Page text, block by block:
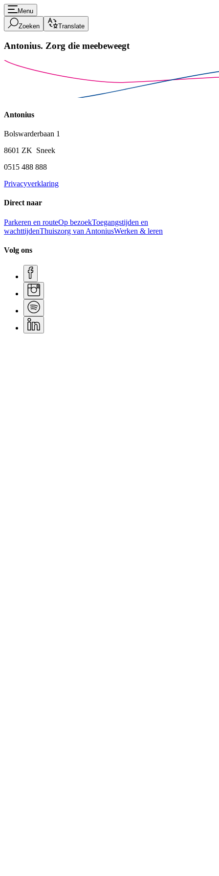
Menu
Zoeken Translate
Antonius. Zorg die meebeweegt
Antonius
Bolswarderbaan 1
8601 ZK Sneek
0515 488 888
Privacyverklaring
Direct naar
Parkeren en routeOp bezoekToegangstijden en
wachttijdenThuiszorg van AntoniusWerken & leren
Volg ons